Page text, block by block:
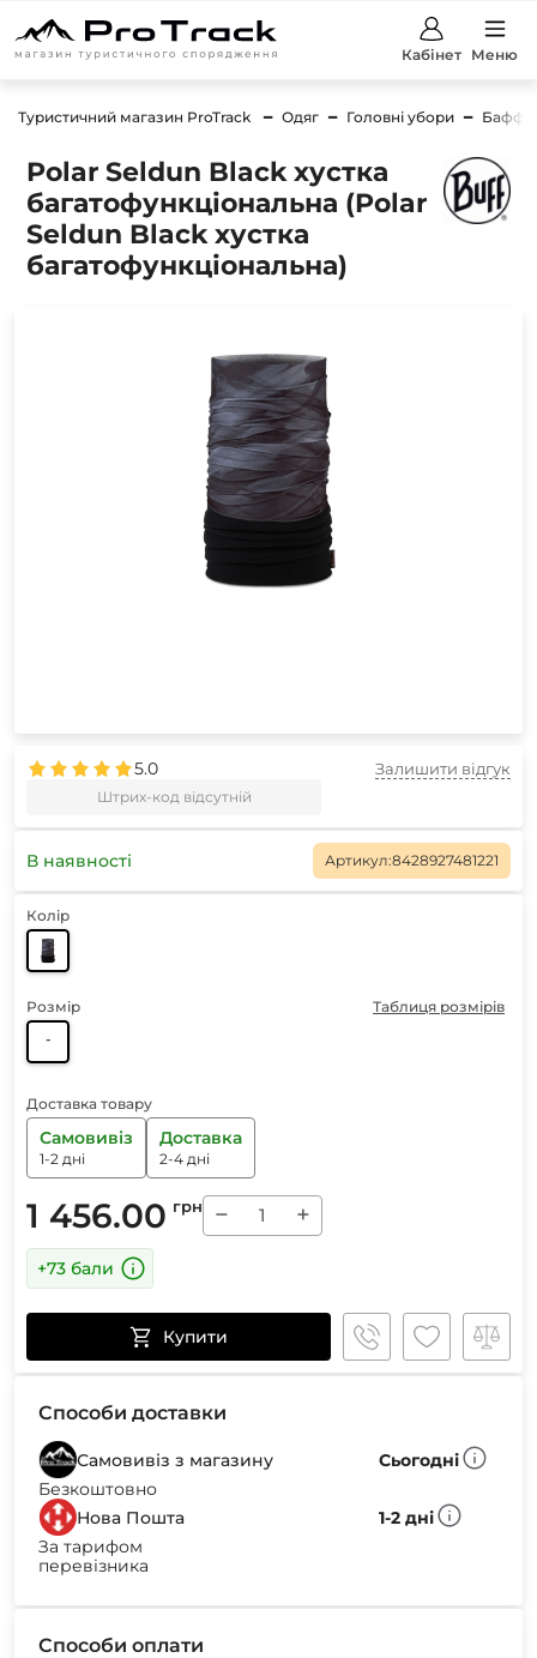
Кабінет Меню
Туристичний магазин ProTrack Одяг Головні убори Баффи
Polar Seldun Black хустка
багатофункціональна (Polar
Seldun Black хустка
багатофункціональна)
5.0
Штрих-код відсутній
Залишити відгук
В наявності Артикул:8428927481221
Колір
Розмір
Таблиця розмірів
-
Доставка товару
Самовивіз
1-2 дні
Доставка
2-4 дні
1 456.00 грн − +
+73 бали
Купити
Способи доставки
Самовивіз з магазину
Сьогодні
Безкоштовно
Нова Пошта
1-2 дні
За тарифом
перевізника
Способи оплати